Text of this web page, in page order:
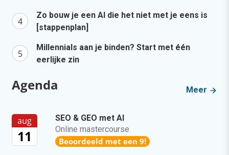
Zo bouw je een AI die het niet met je eens is
[stappenplan]
Millennials aan je binden? Start met één
eerlijke zin
Agenda Meer
aug
11
SEO & GEO met AI
Online mastercourse
Beoordeeld met een 9!